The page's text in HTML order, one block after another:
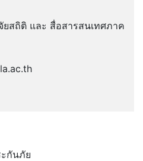
สถิติ และ สื่อสารสนเทศภาค
กันภัย